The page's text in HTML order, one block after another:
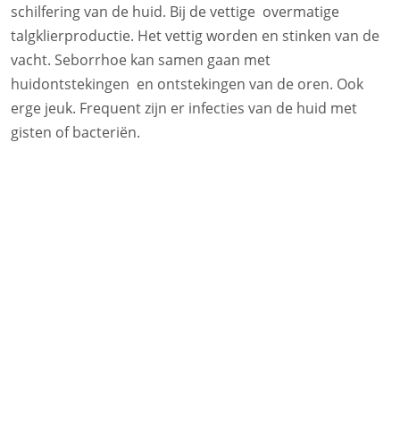
schilfering van de huid. Bij de vettige overmatige
talgklierproductie. Het vettig worden en stinken van de
vacht. Seborrhoe kan samen gaan met
huidontstekingen en ontstekingen van de oren. Ook
erge jeuk. Frequent zijn er infecties van de huid met
gisten of bacteriën.